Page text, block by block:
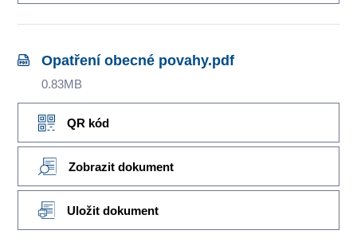
Opatření obecné povahy.pdf
0.83MB
QR kód
Zobrazit dokument
Uložit dokument